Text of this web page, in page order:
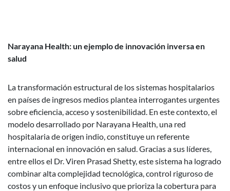
Narayana Health: un ejemplo de innovación inversa en
salud
La transformación estructural de los sistemas hospitalarios
en países de ingresos medios plantea interrogantes urgentes
sobre eficiencia, acceso y sostenibilidad. En este contexto, el
modelo desarrollado por Narayana Health, una red
hospitalaria de origen indio, constituye un referente
internacional en innovación en salud. Gracias a sus líderes,
entre ellos el Dr. Viren Prasad Shetty, este sistema ha logrado
combinar alta complejidad tecnológica, control riguroso de
costos y un enfoque inclusivo que prioriza la cobertura para